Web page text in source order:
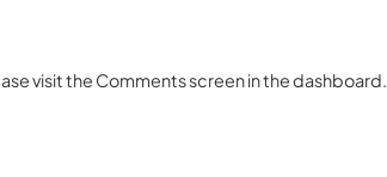
visit the Comments screen in the dashboard.